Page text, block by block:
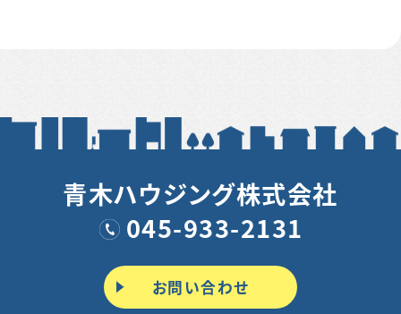
青木ハウジング株式会社
045-933-2131
お問い合わせ